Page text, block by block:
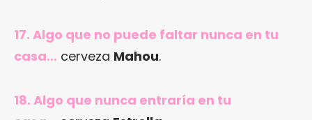
17. Algo que no puede faltar nunca en tu
casa… cerveza Mahou.
18. Algo que nunca entraría en tu